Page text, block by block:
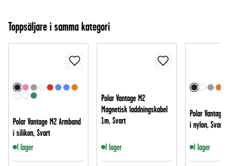
Toppsäljare i samma kategori
Polar Vantage M2 Armband
i silikon, Svart
I lager
Polar Vantage M2
Magnetisk laddningskabel
1m, Svart
I lager
Polar Vantage
i nylon, Svart
I lager